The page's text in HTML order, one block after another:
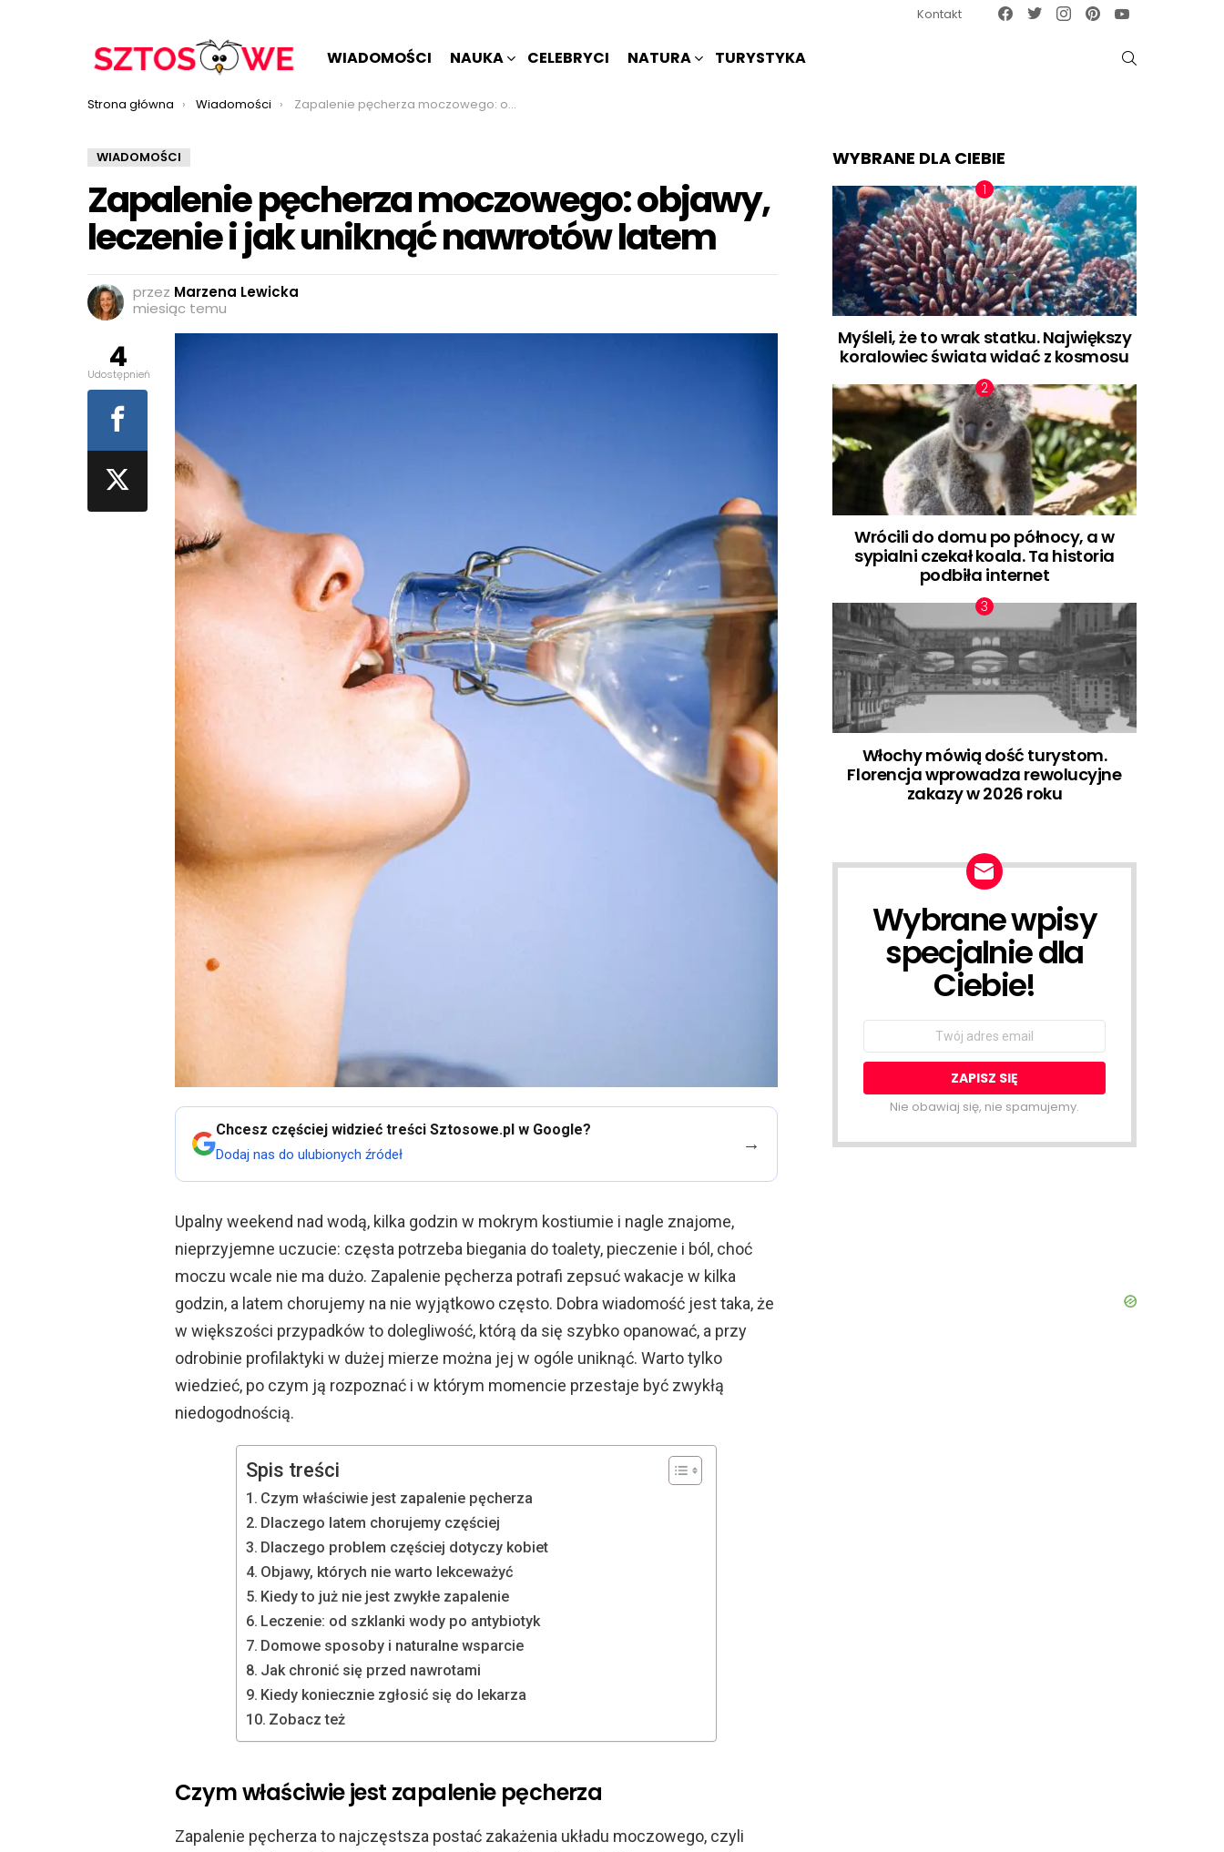
Kontakt Facebook
TwitterInstagram
WIADOMOŚCI NAUKA CELEBRYCI NATURA TURYSTYKA
Jesteś tutaj:
Strona główna Wiadomości Zapalenie pęcherza moczowego: objawy, leczenie i jak uniknąć nawrotów latem
WIADOMOŚCI
Zapalenie pęcherza moczowego: objawy,
leczenie i jak uniknąć nawrotów latem
przez Marzena Lewicka
miesiąc temu
Chcesz częściej widzieć treści Sztosowe.pl w Google?
Dodaj nas do ulubionych źródeł →
Upalny weekend nad wodą, kilka godzin w mokrym kostiumie i nagle znajome,
nieprzyjemne uczucie: częsta potrzeba biegania do toalety, pieczenie i ból, choć
moczu wcale nie ma dużo. Zapalenie pęcherza potrafi zepsuć wakacje w kilka
godzin, a latem chorujemy na nie wyjątkowo często. Dobra wiadomość jest taka, że
w większości przypadków to dolegliwość, którą da się szybko opanować, a przy
odrobinie profilaktyki w dużej mierze można jej w ogóle uniknąć. Warto tylko
wiedzieć, po czym ją rozpoznać i w którym momencie przestaje być zwykłą
niedogodnością.
Spis treści
Czym właściwie jest zapalenie pęcherza
Dlaczego latem chorujemy częściej
Dlaczego problem częściej dotyczy kobiet
Objawy, których nie warto lekceważyć
Kiedy to już nie jest zwykłe zapalenie
Leczenie: od szklanki wody po antybiotyk
Domowe sposoby i naturalne wsparcie
Jak chronić się przed nawrotami
Kiedy koniecznie zgłosić się do lekarza
Zobacz też
Czym właściwie jest zapalenie pęcherza
Zapalenie pęcherza to najczęstsza postać zakażenia układu moczowego, czyli
4
Udostępnień
WYBRANE DLA CIEBIE
Myśleli, że to wrak statku. Największy
koralowiec świata widać z kosmosu
Wrócili do domu po północy, a w
sypialni czekał koala. Ta historia
podbiła internet
Włochy mówią dość turystom.
Florencja wprowadza rewolucyjne
zakazy w 2026 roku
NEWSLETTER
Wybrane wpisy
specjalnie dla
Ciebie!
Email
Nie obawiaj się, nie spamujemy.